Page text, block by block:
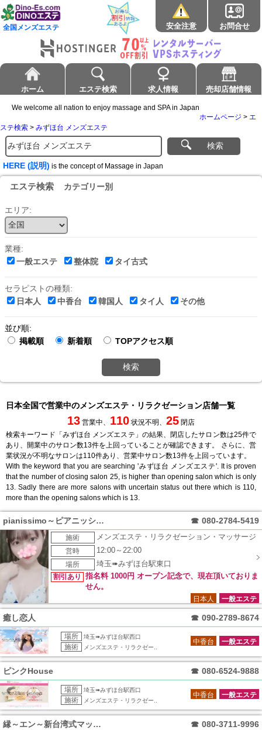
全国メンズエステ 安全注意 お問合せ
ホーム エステ検索 求人情報 売却店舗情報
We welcome all nation to enjoy massage and SPA in Japan
ホームページ > エ
ステ検索 > みずほ台 メンズエステ
検索
HERE (説明) is the concept of Massage in Japan
エステ検索 カテゴリー別
エリア:
業種:
一般エステ
整体院 タイ古式
セラピストの種類:
日本人
中香台 韓国人 タイ人 その他
並び順:
掲載順
新着順 TOPアクセス順
検索
日本全国で営業中のメンズエステ・リラクゼーション店舗一覧
13 営業中、 110 状況不明、 25 閉店
検索キーワード「みずほ台 メンズエステ」の結果、閉店したサロン数は25件で
あり、開業中のサロン数13件を上回っていることが確認できます。 さらに、営
業状況が不明なサロンは110件あり、営業中サロン数13件を上回っています。
With the keyword that you are searching 'みずほ台 メンズエステ'. It is proven
that the number of closing salon 25, is higher than opening salon which is only
13. Sadly there are more salons with uncertain status out there which is 110,
more than the opening salons which is 13.
pianissimo～ピアニッシモ～ ☎ 080-2784-5419
施術
メンズエステ・リラクゼーション・マッサージ
営時
12:00～22:00
場所
埼玉➠みずほ台駅東口
割引あり
指名料 1000円 オープン記念で、現在頂いておりま
せん。
一般エステ
日本人
癒し恋人 ☎ 090-2789-8674
場所 埼玉➠みずほ台駅西口
施術 メンズエステ・リラクゼー..
一般エステ
中香台
ピンクHouse ☎ 080-6524-9888
場所 埼玉➠みずほ台駅西口
施術 メンズエステ・リラクゼー..
一般エステ
中香台
縁～エン～新台湾式マッサージ ☎ 080-3711-9996